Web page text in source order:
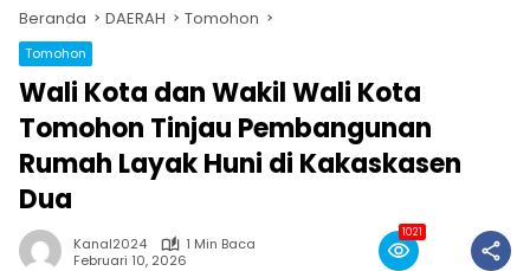
Beranda DAERAH Tomohon
Tomohon
Wali Kota dan Wakil Wali Kota
Tomohon Tinjau Pembangunan
Rumah Layak Huni di Kakaskasen
Dua
Kanal2024
1 Min Baca
Februari 10, 2026
1021